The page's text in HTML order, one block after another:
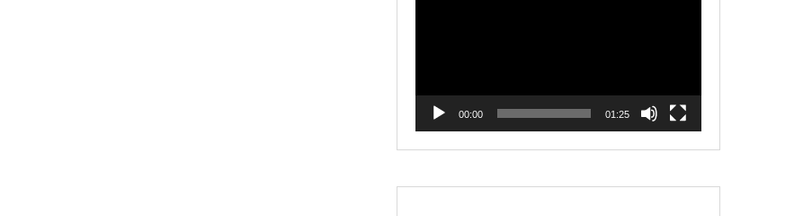
00:00 01:25